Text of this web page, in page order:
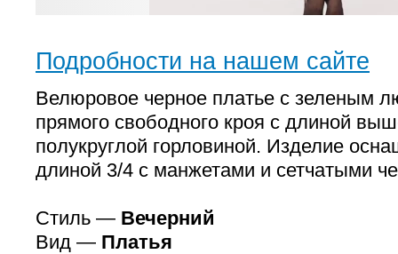
Подробности на нашем сайте
Велюровое черное платье с зеленым
прямого свободного кроя с длиной
полукруглой горловиной. Изделие
длиной 3/4 с манжетами и сетчатыми
Стиль — Вечерний
Вид — Платья